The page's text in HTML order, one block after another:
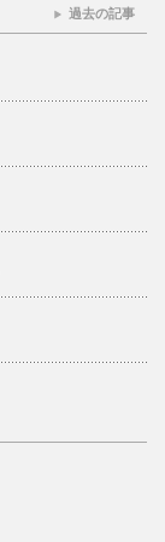
過去の記事